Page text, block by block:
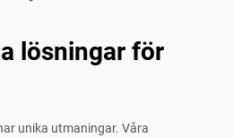
lösningar för
unika utmaningar. Våra